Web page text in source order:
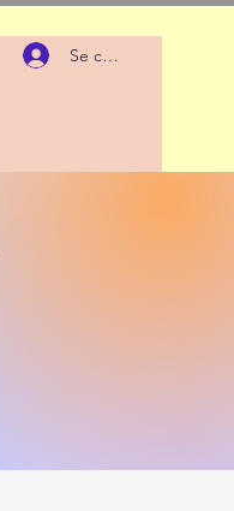
Se connecter